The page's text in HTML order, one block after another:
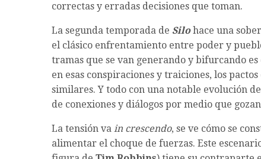
correctas y erradas decisiones que toman.
La segunda temporada de Silohace una
el clásico enfrentamiento entre poder y
tramas que se van generando y bifurcando
en esas conspiraciones y traiciones, los
similares. Y todo con una notable evolución
de conexiones y diálogos por medio que
La tensión va in crescendo, se ve cómo se
alimentar el choque de fuerzas. Este